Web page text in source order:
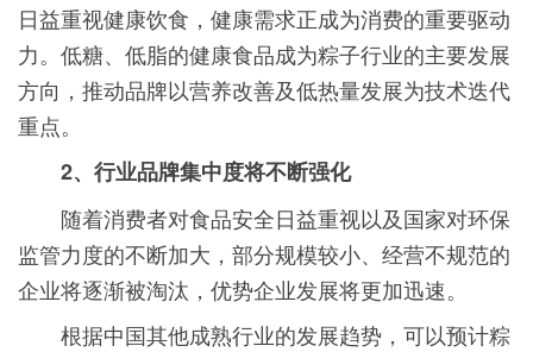
日益重视健康饮食，健康需求正成为消费的重要驱动
力。低糖、低脂的健康食品成为粽子行业的主要发展
方向，推动品牌以营养改善及低热量发展为技术迭代
重点。
2、行业品牌集中度将不断强化
随着消费者对食品安全日益重视以及国家对环保
监管力度的不断加大，部分规模较小、经营不规范的
企业将逐渐被淘汰，优势企业发展将更加迅速。
根据中国其他成熟行业的发展趋势，可以预计粽